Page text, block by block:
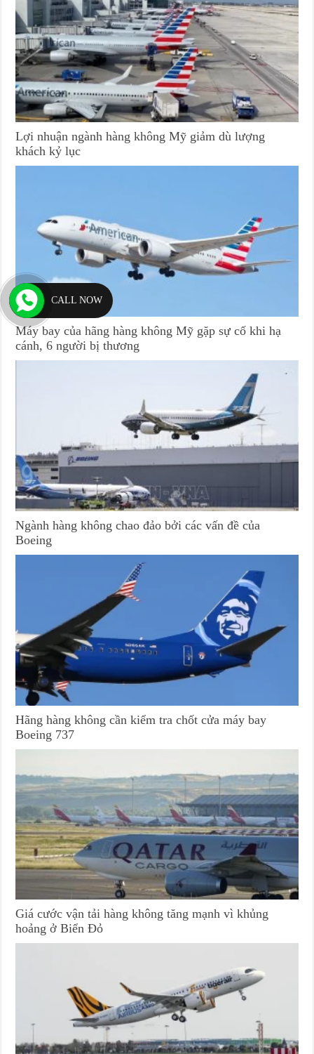
Lợi nhuận ngành hàng không Mỹ giảm dù lượng
khách kỷ lục
Máy bay của hãng hàng không Mỹ gặp sự cố khi hạ
cánh, 6 người bị thương
Ngành hàng không chao đảo bởi các vấn đề của
Boeing
Hãng hàng không cần kiểm tra chốt cửa máy bay
Boeing 737
Giá cước vận tải hàng không tăng mạnh vì khủng
hoảng ở Biển Đỏ
CALL NOW